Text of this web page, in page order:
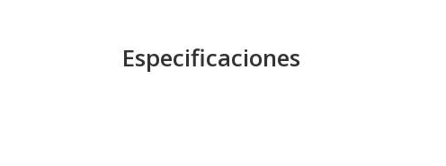
Especificaciones